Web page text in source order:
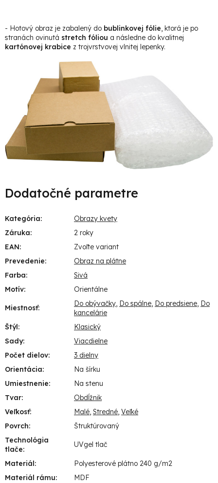
- Hotový obraz je zabalený do bublinkovej fólie , ktorá je po
stranách ovinutá stretch fóliou a následne do kvalitnej
kartónovej krabice z trojvrstvovej vlnitej lepenky.
Dodatočné parametre
Kategória:
Obrazy kvety
Záruka:
2 roky
EAN:
Zvoľte variant
Prevedenie:
Obraz na plátne
Farba:
Sivá
Motív: Orientálne
Miestnosť: Do obývačky, Do spálne, Do predsiene, Do
kancelárie
Štýl:
Klasický
Sady:
Viacdielne
Počet dielov:
3 dielny
Orientácia:
Na šírku
Umiestnenie:
Na stenu
Tvar:
Obdĺžnik
Veľkosť: Malé, Stredné, Veľké
Povrch:
Štruktúrovaný
Technológia
tlače:
UVgel tlač
Materiál:
Polyesterové plátno 240 g/m2
Materiál rámu: MDF